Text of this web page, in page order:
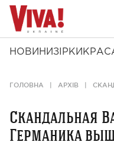
НОВИНИ ЗІРКИ
ГОЛОВНА АРХІВ
Скандальная
Германика